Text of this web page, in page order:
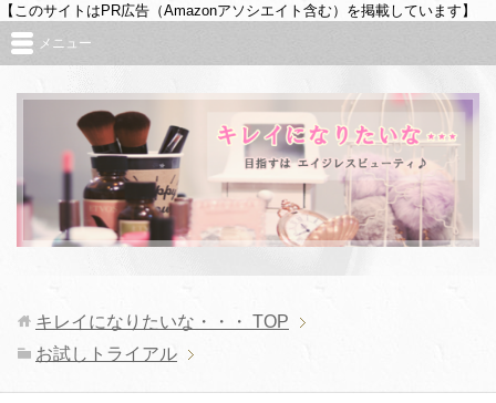
【このサイトはPR広告（Amazonアソシエイト含む）を掲載しています】
メニュー
キレイになりたいな・・・ TOP
お試しトライアル